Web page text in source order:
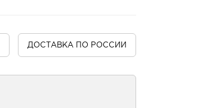
ДОСТАВКА ПО РОССИИ